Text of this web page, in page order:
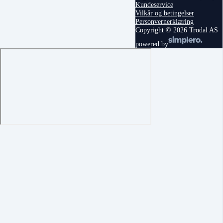
Kundeservice
Vilkår og betingelser
Personvernerklæring
Copyright © 2026 Trodal AS
powered by